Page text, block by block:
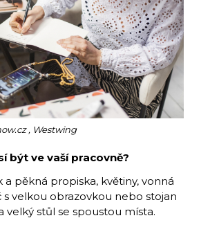
, Westwing
být ve vaší pracovně?
a pěkná propiska, květiny, vonná
s velkou obrazovkou nebo stojan
velký stůl se spoustou místa.